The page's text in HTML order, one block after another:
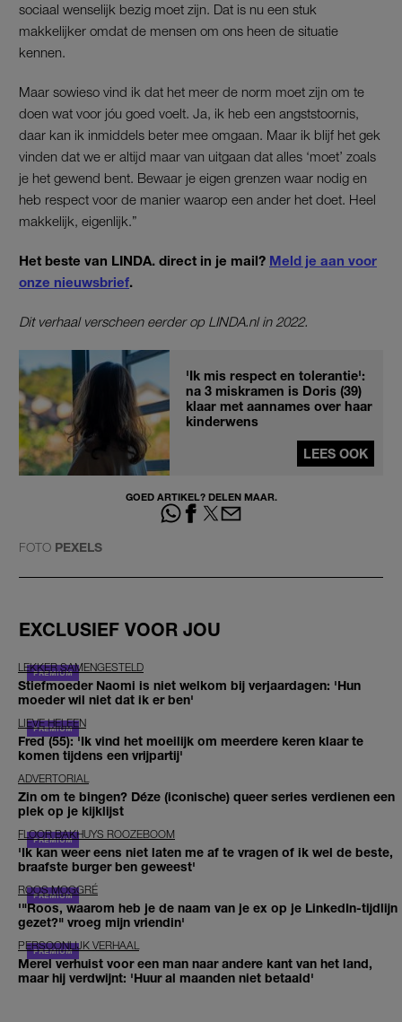
sociaal wenselijk bezig moet zijn. Dat is nu een stuk
makkelijker omdat de mensen om ons heen de situatie
kennen.
Maar sowieso vind ik dat het meer de norm moet zijn om te
doen wat voor jóu goed voelt. Ja, ik heb een angststoornis,
daar kan ik inmiddels beter mee omgaan. Maar ik blijf het gek
vinden dat we er altijd maar van uitgaan dat alles ‘moet’ zoals
je het gewend bent. Bewaar je eigen grenzen waar nodig en
heb respect voor de manier waarop een ander het doet. Heel
makkelijk, eigenlijk.”
Het beste van LINDA. direct in je mail? Meld je aan voor
onze nieuwsbrief.
Dit verhaal verscheen eerder op LINDA.nl in 2022.
'Ik mis respect en tolerantie':
na 3 miskramen is Doris (39)
klaar met aannames over haar
kinderwens
LEES OOK
GOED ARTIKEL? DELEN MAAR.
FOTO PEXELS
EXCLUSIEF VOOR JOU
LEKKER SAMENGESTELD
Stiefmoeder Naomi is niet welkom bij verjaardagen: 'Hun
moeder wil niet dat ik er ben'
LIEVE HELEEN
Fred (55): 'Ik vind het moeilijk om meerdere keren klaar te
komen tijdens een vrijpartij'
ADVERTORIAL
Zin om te bingen? Déze (iconische) queer series verdienen een
plek op je kijklijst
FLOOR BAKHUYS ROOZEBOOM
'Ik kan weer eens niet laten me af te vragen of ik wel de beste,
braafste burger ben geweest'
ROOS MOGGRÉ
'"Roos, waarom heb je de naam van je ex op je LinkedIn-tijdlijn
gezet?" vroeg mijn vriendin'
PERSOONLIJK VERHAAL
Merel verhuist voor een man naar andere kant van het land,
maar hij verdwijnt: 'Huur al maanden niet betaald'